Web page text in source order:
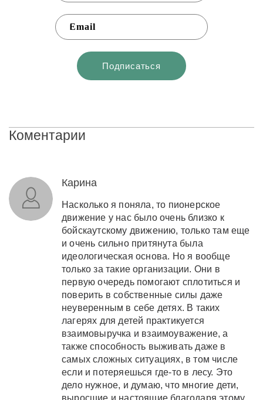
Коментарии
Карина
Насколько я поняла, то пионерское
движение у нас было очень близко к
бойскаутскому движению, только там еще
и очень сильно притянута была
идеологическая основа. Но я вообще
только за такие организации. Они в
первую очередь помогают сплотиться и
поверить в собственные силы даже
неуверенным в себе детях. В таких
лагерях для детей практикуется
взаимовыручка и взаимоуважение, а
также способность выживать даже в
самых сложных ситуациях, в том числе
если и потеряешься где-то в лесу. Это
дело нужное, и думаю, что многие дети,